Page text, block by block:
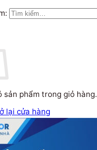
sản phẩm trong giỏ hàng.
lại cửa hàng